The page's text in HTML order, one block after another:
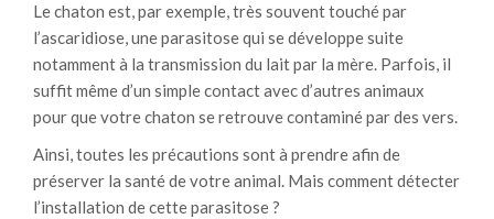
Le chaton est, par exemple, très souvent touché par
l’ascaridiose, une parasitose qui se développe suite
notamment à la transmission du lait par la mère. Parfois, il
suffit même d’un simple contact avec d’autres animaux
pour que votre chaton se retrouve contaminé par des vers.
Ainsi, toutes les précautions sont à prendre afin de
préserver la santé de votre animal. Mais comment détecter
l’installation de cette parasitose ?